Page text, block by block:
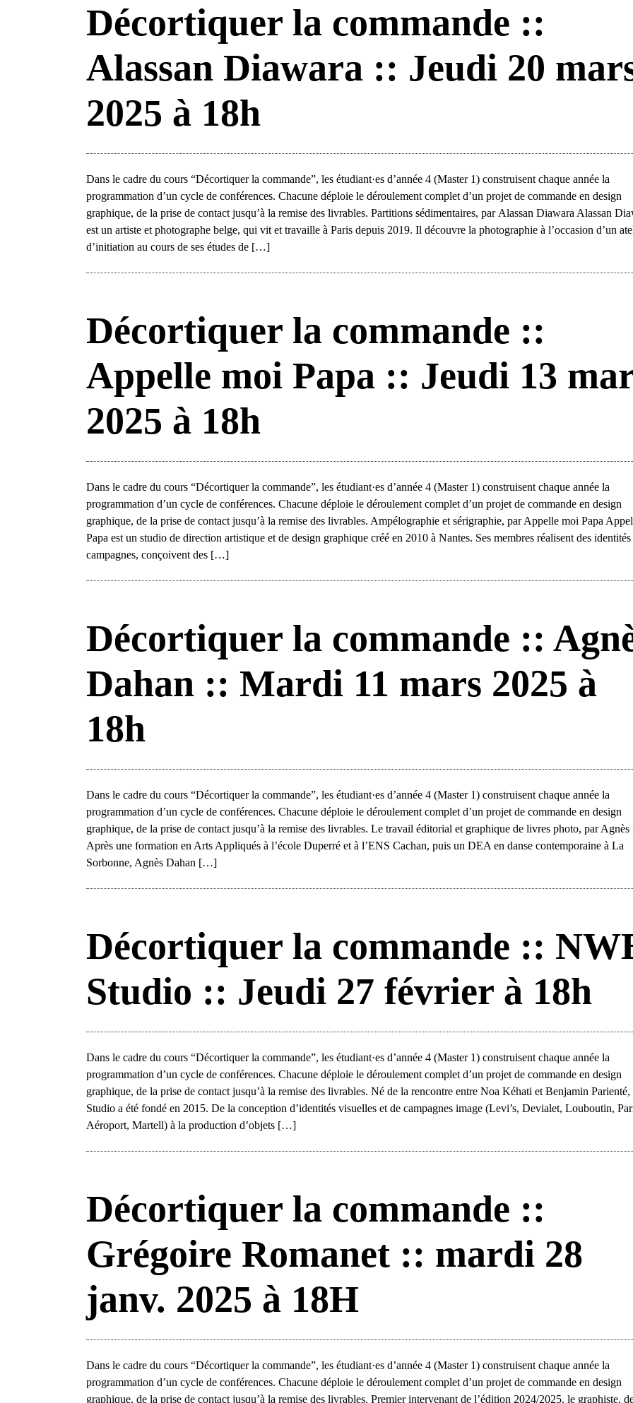
Décortiquer la commande ::
Alassan Diawara :: Jeudi 20
2025 à 18h
Dans le cadre du cours “Décortiquer la commande”, les étudiant·es d’année 4 (Master 1) construisent chaque année la
programmation d’un cycle de conférences. Chacune déploie le déroulement complet d’un projet de commande en design
graphique, de la prise de contact jusqu’à la remise des livrables. Partitions sédimentaires, par Alassan Diawara Alassan
est un artiste et photographe belge, qui vit et travaille à Paris depuis 2019. Il découvre la photographie à l’occasion d’un
d’initiation au cours de ses études de […]
Décortiquer la commande ::
Appelle moi Papa :: Jeudi 13
2025 à 18h
Dans le cadre du cours “Décortiquer la commande”, les étudiant·es d’année 4 (Master 1) construisent chaque année la
programmation d’un cycle de conférences. Chacune déploie le déroulement complet d’un projet de commande en design
graphique, de la prise de contact jusqu’à la remise des livrables. Ampélographie et sérigraphie, par Appelle moi Papa
Papa est un studio de direction artistique et de design graphique créé en 2010 à Nantes. Ses membres réalisent des
campagnes, conçoivent des […]
Décortiquer la commande ::
Dahan :: Mardi 11 mars 2025 à
18h
Dans le cadre du cours “Décortiquer la commande”, les étudiant·es d’année 4 (Master 1) construisent chaque année la
programmation d’un cycle de conférences. Chacune déploie le déroulement complet d’un projet de commande en design
graphique, de la prise de contact jusqu’à la remise des livrables. Le travail éditorial et graphique de livres photo, par Agnès
Après une formation en Arts Appliqués à l’école Duperré et à l’ENS Cachan, puis un DEA en danse contemporaine à La
Sorbonne, Agnès Dahan […]
Décortiquer la commande ::
Studio :: Jeudi 27 février à 18h
Dans le cadre du cours “Décortiquer la commande”, les étudiant·es d’année 4 (Master 1) construisent chaque année la
programmation d’un cycle de conférences. Chacune déploie le déroulement complet d’un projet de commande en design
graphique, de la prise de contact jusqu’à la remise des livrables. Né de la rencontre entre Noa Kéhati et Benjamin
Studio a été fondé en 2015. De la conception d’identités visuelles et de campagnes image (Levi’s, Devialet, Louboutin,
Aéroport, Martell) à la production d’objets […]
Décortiquer la commande ::
Grégoire Romanet :: mardi 28
janv. 2025 à 18H
Dans le cadre du cours “Décortiquer la commande”, les étudiant·es d’année 4 (Master 1) construisent chaque année la
programmation d’un cycle de conférences. Chacune déploie le déroulement complet d’un projet de commande en design
graphique, de la prise de contact jusqu’à la remise des livrables. Premier intervenant de l’édition 2024/2025, le graphiste,